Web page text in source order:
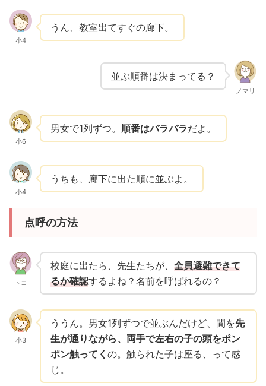
小4
うん、教室出てすぐの廊下。
並ぶ順番は決まってる？
ノマリ
小6
男女で1列ずつ。 順番はバラバラだよ。
小4
うちも、廊下に出た順に並ぶよ。
点呼の方法
トコ
校庭に出たら、先生たちが、 全員避難できて
るか確認するよね？名前を呼ばれるの？
小3
ううん。男女1列ずつで並ぶんだけど、間を先
生が通りながら、両手で左右の子の頭をポン
ポン触ってく の。触られた子は座る、って感
じ。